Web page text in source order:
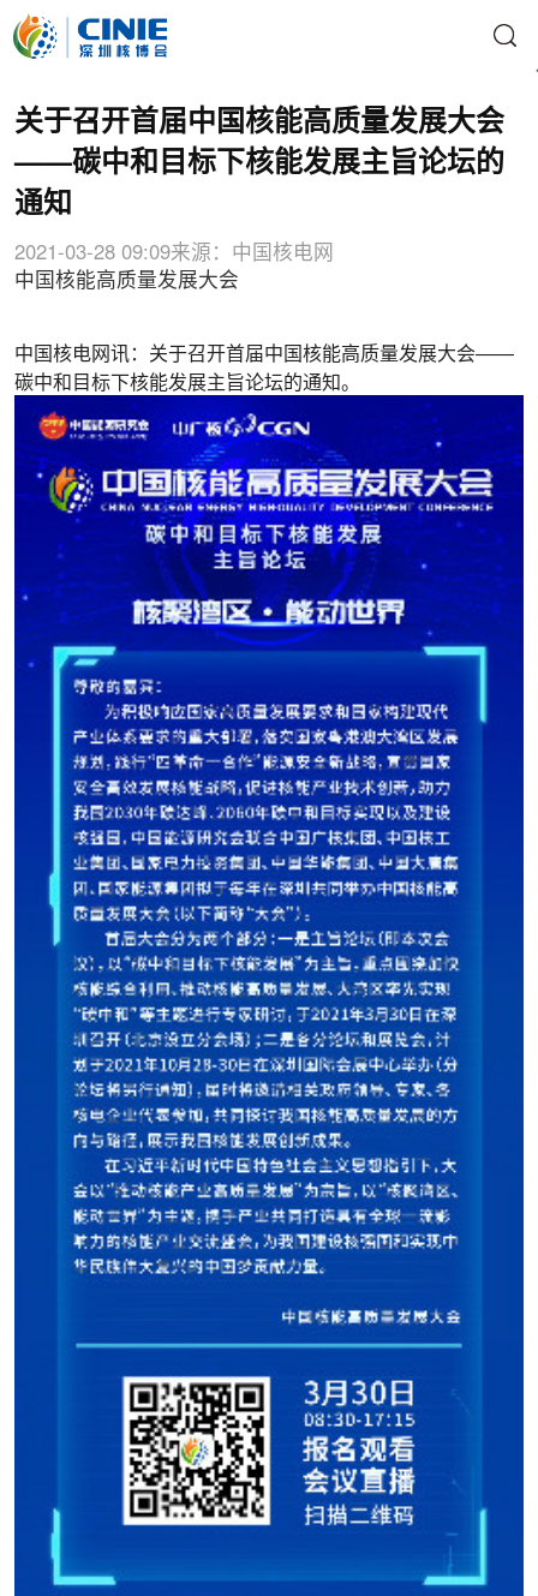
关于召开首届中国核能高质量发展大会
——碳中和目标下核能发展主旨论坛的
通知
2021-03-28 09:09来源：中国核电网
中国核能高质量发展大会
中国核电网讯：关于召开首届中国核能高质量发展大会——
碳中和目标下核能发展主旨论坛的通知。